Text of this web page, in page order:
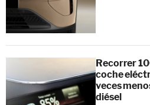
Recorrer
coche
veces
diésel